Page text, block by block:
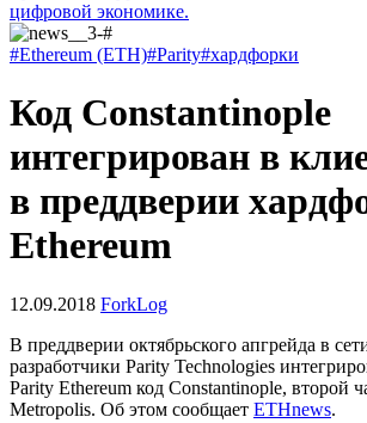
цифровой экономике.
#Ethereum (ETH)#Parity#хардфорки
Код Constantinople
интегрирован в
в преддверии
Ethereum
12.09.2018 ForkLog
В преддверии октябрьского апгрейда в
разработчики Parity Technologies
Parity Ethereum код Constantinople, второй
Metropolis. Об этом сообщает ETHnews.